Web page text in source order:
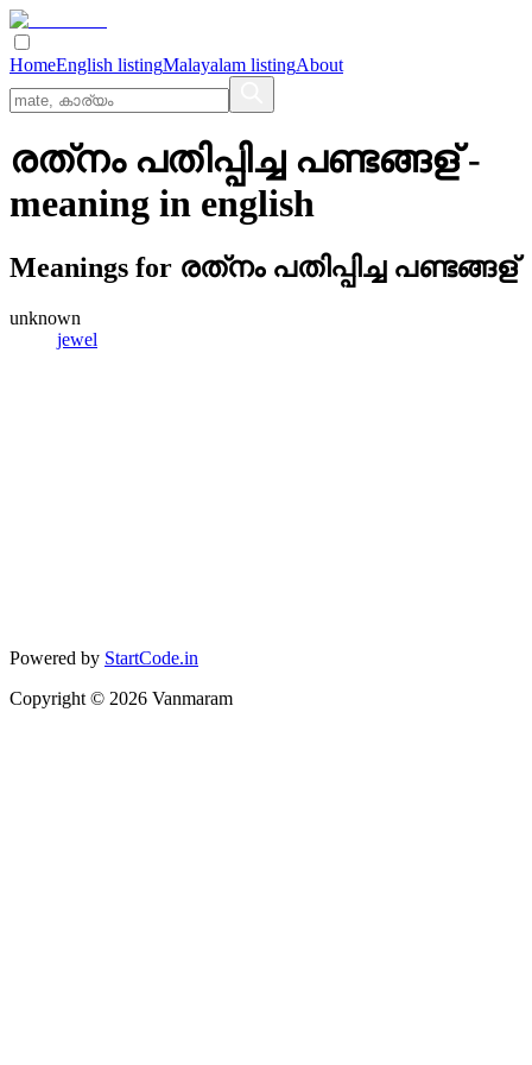
HomeEnglish listingMalayalam listingAbout
രത്‌നം പതിപ്പിച്ച പണ്ടങ്ങള്-
meaning in english
Meanings for രത്‌നം പതിപ്പിച്ച പണ്ടങ്ങള്
unknown
jewel
Powered by StartCode.in
Copyright © 2026 Vanmaram